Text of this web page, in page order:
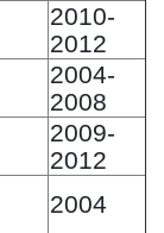
2010-
2012
2004-
2008
2009-
2012
2004